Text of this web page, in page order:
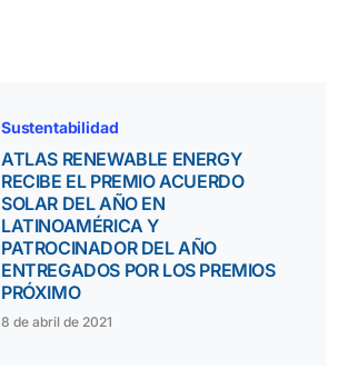
Sustentabilidad
ATLAS RENEWABLE ENERGY
RECIBE EL PREMIO ACUERDO
SOLAR DEL AÑO EN
LATINOAMÉRICA Y
PATROCINADOR DEL AÑO
ENTREGADOS POR LOS PREMIOS
PRÓXIMO
8 de abril de 2021